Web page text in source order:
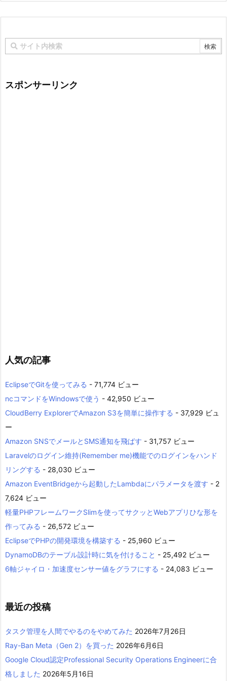
スポンサーリンク
人気の記事
EclipseでGitを使ってみる - 71,774 ビュー
ncコマンドをWindowsで使う - 42,950 ビュー
CloudBerry ExplorerでAmazon S3を簡単に操作する - 37,929 ビュ
ー
Amazon SNSでメールとSMS通知を飛ばす - 31,757 ビュー
Laravelのログイン維持(Remember me)機能でのログインをハンド
リングする - 28,030 ビュー
Amazon EventBridgeから起動したLambdaにパラメータを渡す - 2
7,624 ビュー
軽量PHPフレームワークSlimを使ってサクッとWebアプリひな形を
作ってみる - 26,572 ビュー
EclipseでPHPの開発環境を構築する - 25,960 ビュー
DynamoDBのテーブル設計時に気を付けること - 25,492 ビュー
6軸ジャイロ・加速度センサー値をグラフにする - 24,083 ビュー
最近の投稿
タスク管理を人間でやるのをやめてみた 2026年7月26日
Ray-Ban Meta（Gen 2）を買った 2026年6月6日
Google Cloud認定Professional Security Operations Engineerに合
格しました 2026年5月16日